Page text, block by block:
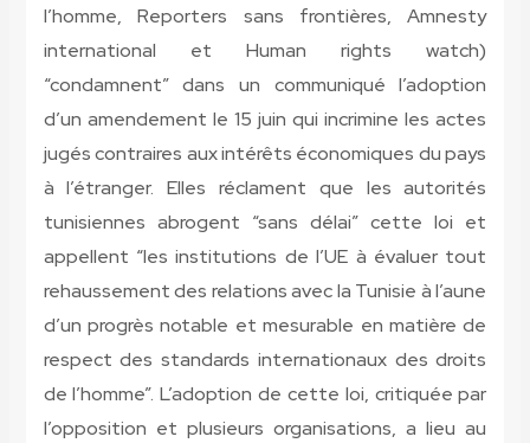
l’homme, Reporters sans frontières, Amnesty
international et Human rights watch)
“condamnent” dans un communiqué l’adoption
d’un amendement le 15 juin qui incrimine les actes
jugés contraires aux intérêts économiques du pays
à l’étranger. Elles réclament que les autorités
tunisiennes abrogent “sans délai” cette loi et
appellent “les institutions de l’UE à évaluer tout
rehaussement des relations avec la Tunisie à l’aune
d’un progrès notable et mesurable en matière de
respect des standards internationaux des droits
de l’homme”. L’adoption de cette loi, critiquée par
l’opposition et plusieurs organisations, a lieu au